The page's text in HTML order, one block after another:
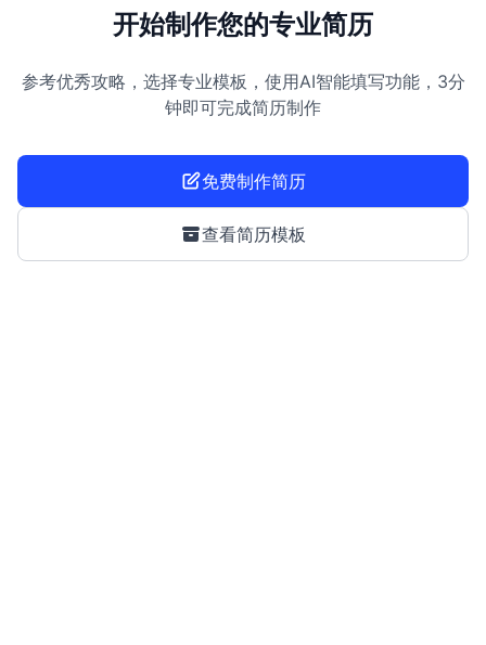
开始制作您的专业简历
参考优秀攻略，选择专业模板，使用AI智能填写功能，3分
钟即可完成简历制作
免费制作简历
查看简历模板